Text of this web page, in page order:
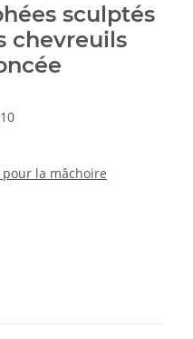
sculptés
chevreuils
la mâchoire